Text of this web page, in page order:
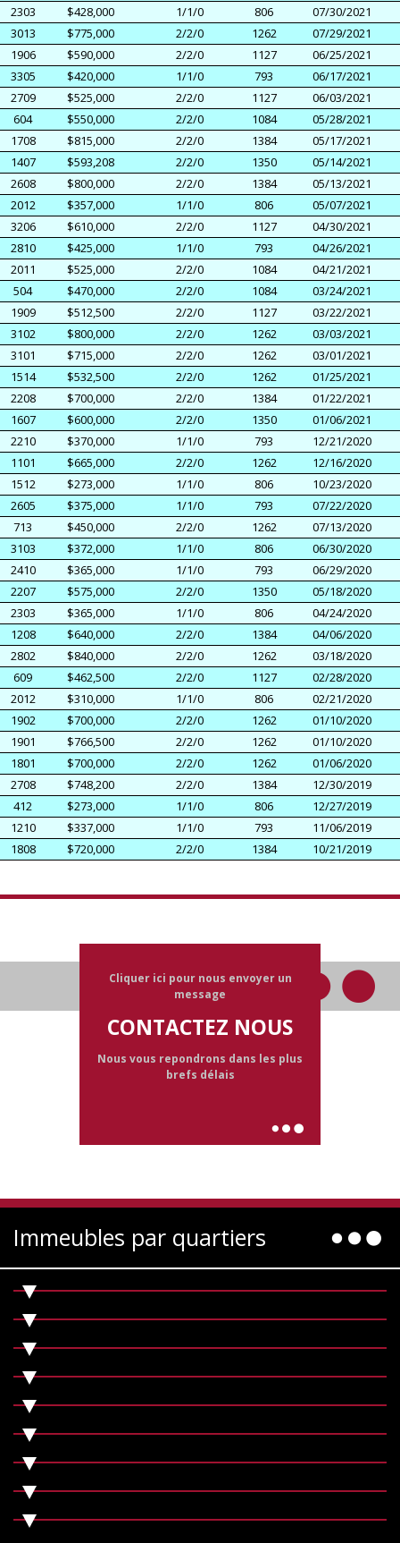
2303
$428,000 1/1/0 806
07/30/2021
3013
$775,000 2/2/0 1262
07/29/2021
1906
$590,000 2/2/0 1127
06/25/2021
3305
$420,000 1/1/0 793
06/17/2021
2709
$525,000 2/2/0 1127
06/03/2021
604
$550,000 2/2/0 1084
05/28/2021
1708
$815,000 2/2/0 1384
05/17/2021
1407
$593,208 2/2/0 1350
05/14/2021
2608
$800,000 2/2/0 1384
05/13/2021
2012
$357,000 1/1/0 806
05/07/2021
3206
$610,000 2/2/0 1127
04/30/2021
2810
$425,000 1/1/0 793
04/26/2021
2011
$525,000 2/2/0 1084
04/21/2021
504
$470,000 2/2/0 1084
03/24/2021
1909
$512,500 2/2/0 1127
03/22/2021
3102
$800,000 2/2/0 1262
03/03/2021
3101
$715,000 2/2/0 1262
03/01/2021
1514
$532,500 2/2/0 1262
01/25/2021
2208
$700,000 2/2/0 1384
01/22/2021
1607
$600,000 2/2/0 1350
01/06/2021
2210
$370,000 1/1/0 793
12/21/2020
1101
$665,000 2/2/0 1262
12/16/2020
1512
$273,000 1/1/0 806
10/23/2020
2605
$375,000 1/1/0 793
07/22/2020
713
$450,000 2/2/0 1262
07/13/2020
3103
$372,000 1/1/0 806
06/30/2020
2410
$365,000 1/1/0 793
06/29/2020
2207
$575,000 2/2/0 1350
05/18/2020
2303
$365,000 1/1/0 806
04/24/2020
1208
$640,000 2/2/0 1384
04/06/2020
2802
$840,000 2/2/0 1262
03/18/2020
609
$462,500 2/2/0 1127
02/28/2020
2012
$310,000 1/1/0 806
02/21/2020
1902
$700,000 2/2/0 1262
01/10/2020
1901
$766,500 2/2/0 1262
01/10/2020
1801
$700,000 2/2/0 1262
01/06/2020
2708
$748,200 2/2/0 1384
12/30/2019
412
$273,000 1/1/0 806
12/27/2019
1210
$337,000 1/1/0 793
11/06/2019
1808
$720,000 2/2/0 1384 10/21/2019
Cliquer ici pour nous envoyer un
message
CONTACTEZ NOUS
Nous vous repondrons dans les plus
brefs délais
Immeubles par quartiers